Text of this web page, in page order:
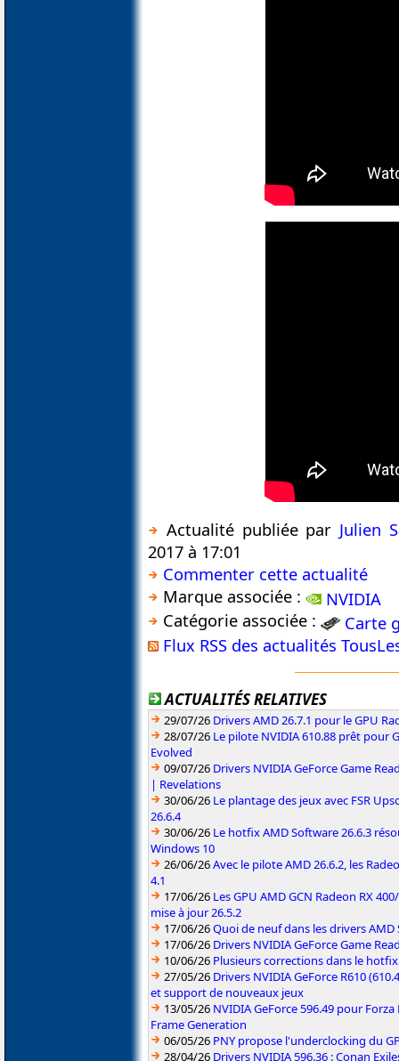
Actualité publiée par Julien
2017 à 17:01
Commenter cette actualité
Marque associée :
NVIDIA
Catégorie associée :
Carte
Flux RSS des actualités
ACTUALITÉS RELATIVES
29/07/26 Drivers AMD 26.7.1 pour le GPU
28/07/26 Le pilote NVIDIA 610.88 prêt pour
Evolved
09/07/26 Drivers NVIDIA GeForce Game
| Revelations
30/06/26 Le plantage des jeux avec FSR
26.6.4
30/06/26 Le hotfix AMD Software 26.6.3
Windows 10
26/06/26Avec le pilote AMD 26.6.2, les
4.1
17/06/26 Les GPU AMD GCN Radeon RX
mise à jour 26.5.2
17/06/26Quoi de neuf dans les drivers AMD
17/06/26 Drivers NVIDIA GeForce Game
10/06/26 Plusieurs corrections dans le hotfix
27/05/26 Drivers NVIDIA GeForce R610
et support de nouveaux jeux
13/05/26 NVIDIA GeForce 596.49 pour
Frame Generation
06/05/26 PNY propose l'underclocking du
28/04/26 Drivers NVIDIA 596.36 : Conan